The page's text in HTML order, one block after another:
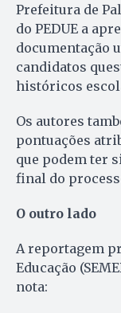
Prefeitura de
do PEDUE a
documentação
candidatos
históricos
Os autores
pontuações
que podem ter
final do
O outro lado
A reportagem
Educação
nota: